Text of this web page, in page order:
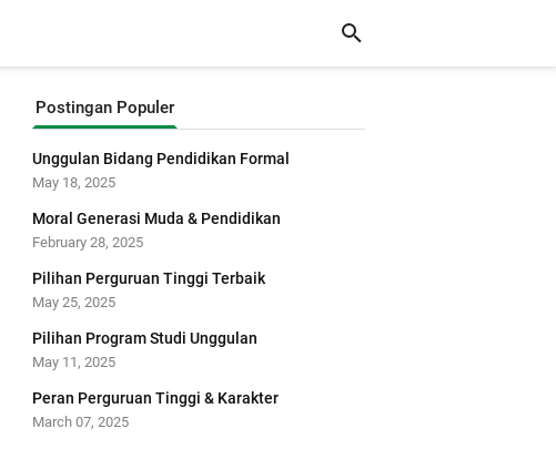
Postingan Populer
Unggulan Bidang Pendidikan Formal
May 18, 2025
Moral Generasi Muda & Pendidikan
February 28, 2025
Pilihan Perguruan Tinggi Terbaik
May 25, 2025
Pilihan Program Studi Unggulan
May 11, 2025
Peran Perguruan Tinggi & Karakter
March 07, 2025